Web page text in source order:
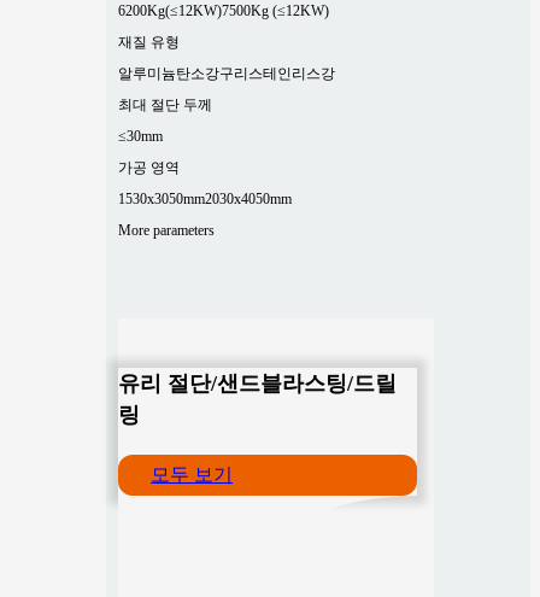
6200Kg(≤12KW)7500Kg (≤12KW)
재질 유형
알루미늄탄소강구리스테인리스강
최대 절단 두께
≤30mm
가공 영역
1530x3050mm2030x4050mm
More parameters
유리 절단/샌드블라스팅/드릴
링
모두 보기